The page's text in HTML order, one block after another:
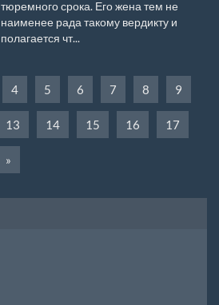
тюремного срока. Его жена тем не
наименее рада такому вердикту и
полагается чт...
4 5 6 7 8 9
13 14 15 16 17
»